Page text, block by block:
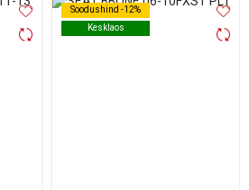
Soodushind -12%
Kesklaos
Soodushind -12%
Kesklaos